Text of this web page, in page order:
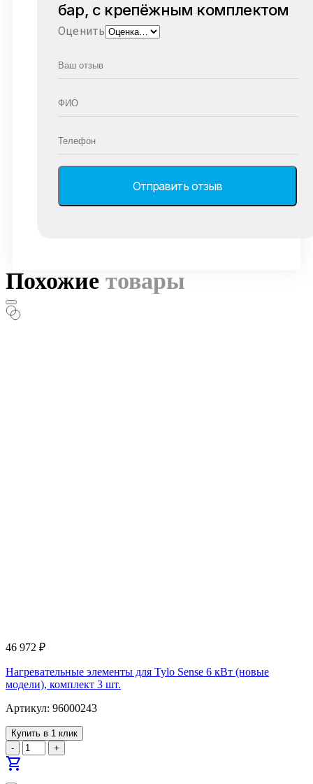
бар, с крепёжным комплектом
Оценить
Похожие товары
46 972 ₽
Нагревательные элементы для Tylo Sense 6 кВт (новые
модели), комплект 3 шт.
Артикул: 96000243
Купить в 1 клик
-
+
shopping_cart